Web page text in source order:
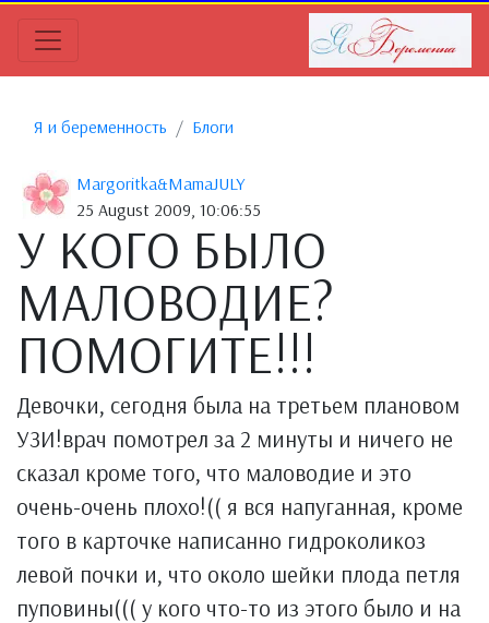
Я и беременность Блоги
Margoritka&MamaJULY
25 August 2009, 10:06:55
У КОГО БЫЛО
МАЛОВОДИЕ?
ПОМОГИТЕ!!!
Девочки, сегодня была на третьем плановом
УЗИ!врач помотрел за 2 минуты и ничего не
сказал кроме того, что маловодие и это
очень-очень плохо!(( я вся напуганная, кроме
того в карточке написанно гидроколикоз
левой почки и, что около шейки плода петля
пуповины((( у кого что-то из этого было и на